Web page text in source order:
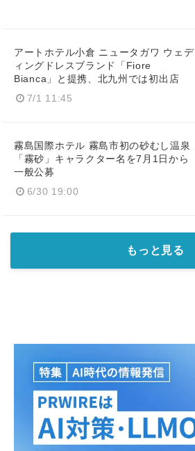
アートホテル小倉 ニュータガワ ウェデ
ィングドレスブランド「Fiore
Bianca」と提携、北九州では初出店
7/1 11:45
霧島国際ホテル 霧島市初の砂むし温泉
「霧砂」キャラクター名を7月1日から
一般公募
6/30 19:00
もっと見る